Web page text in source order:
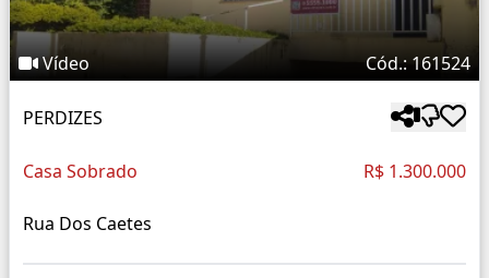
Vídeo Cód.: 161524
PERDIZES
Casa Sobrado R$ 1.300.000
Rua Dos Caetes